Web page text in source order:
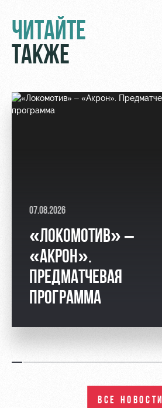
ЧИТАЙТЕ
ТАКЖЕ
07.08.2026
«ЛОКОМОТИВ» –
«АКРОН».
ПРЕДМАТЧЕВАЯ
ПРОГРАММА
ВСЕ НОВОСТИ